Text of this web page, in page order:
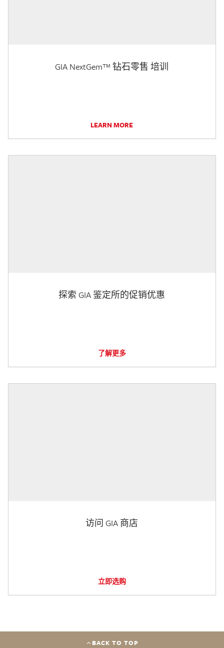
GIA NextGem™ 钻石零售 培训
LEARN MORE
探索 GIA 鉴定所的促销优惠
了解更多
访问 GIA 商店
立即选购
BACK TO TOP